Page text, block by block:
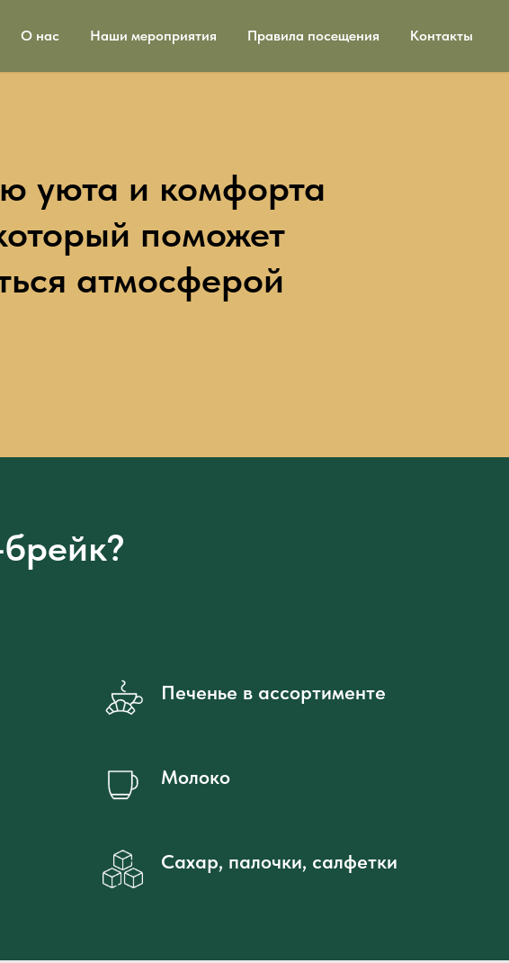
О нас Наши мероприятия Правила посещения Контакты
уюта и комфорта
поможет
атмосферой
Печенье в ассортименте
Молоко
Сахар, палочки, салфетки